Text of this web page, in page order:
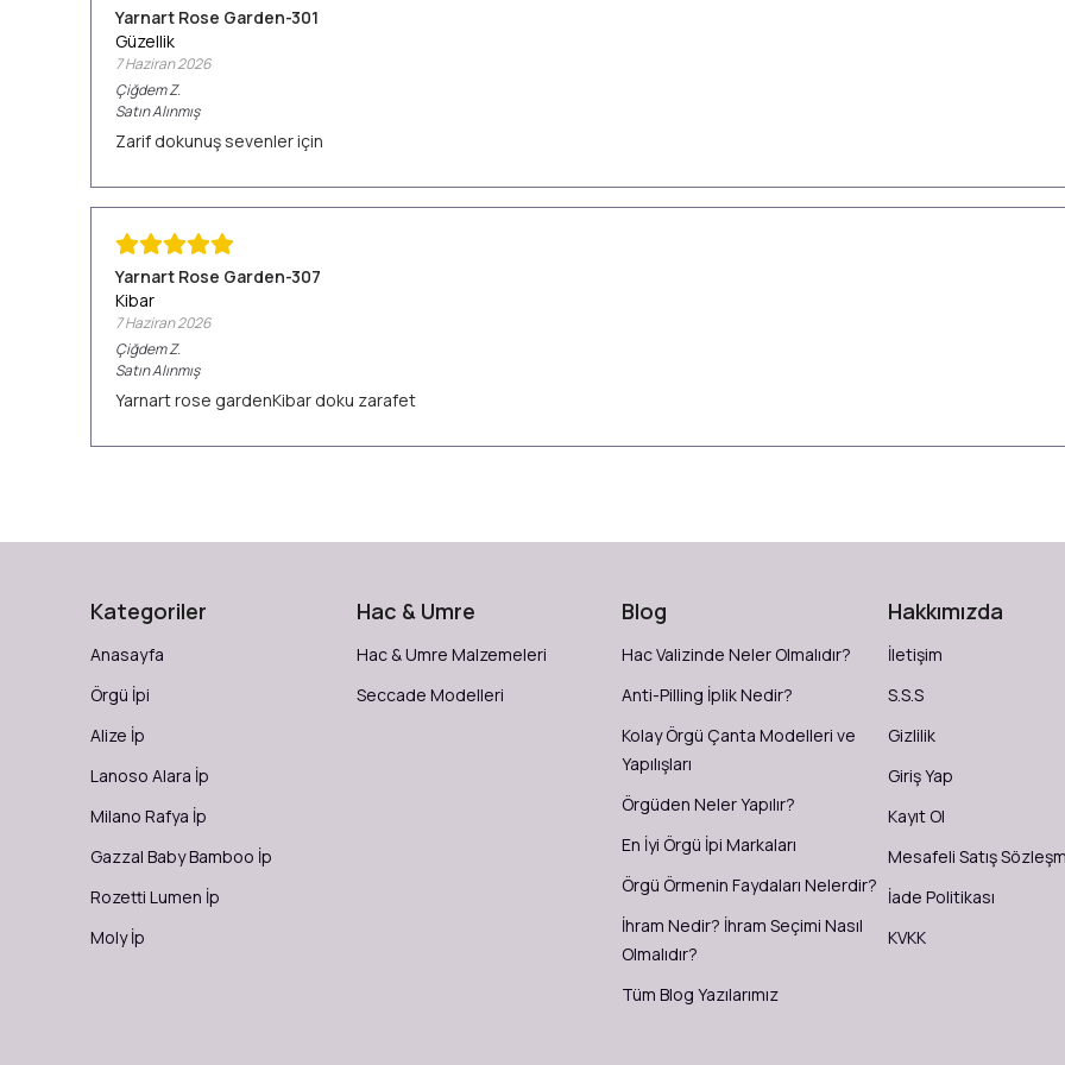
Yarnart Rose Garden-301
Güzellik
7 Haziran 2026
ÇiğdemZ.
Satın Alınmış
Zarif dokunuş sevenler için
Yarnart Rose Garden-307
Kibar
7 Haziran 2026
ÇiğdemZ.
Satın Alınmış
Yarnart rose gardenKibar doku zarafet
Kategoriler
Anasayfa
Örgü İpi
Alize İp
Lanoso Alara İp
Milano Rafya İp
Gazzal Baby Bamboo İp
Rozetti Lumen İp
Moly İp
Hac & Umre
Hac & Umre Malzemeleri
Seccade Modelleri
Blog
Hac Valizinde Neler Olmalıdır?
Anti-Pilling İplik Nedir?
Kolay Örgü Çanta Modelleri ve
Yapılışları
Örgüden Neler Yapılır?
En İyi Örgü İpi Markaları
Örgü Örmenin Faydaları Nelerdir?
İhram Nedir? İhram Seçimi Nasıl
Olmalıdır?
Tüm Blog Yazılarımız
Hakkımızda
İletişim
S.S.S
Gizlilik
Giriş Yap
Kayıt Ol
Mesafeli Satış
İade Politikası
KVKK